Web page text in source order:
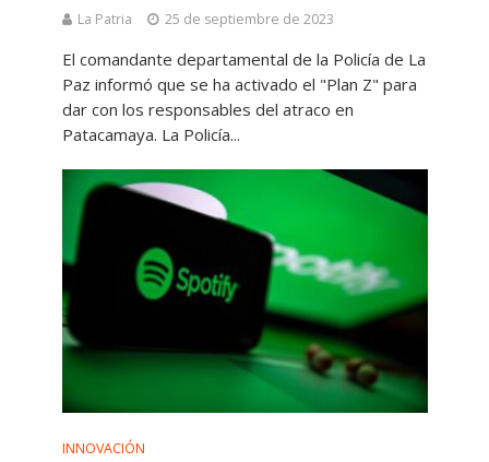
La Patria 25 de septiembre de 2023
El comandante departamental de la Policía de La
Paz informó que se ha activado el "Plan Z" para
dar con los responsables del atraco en
Patacamaya. La Policía...
INNOVACIÓN